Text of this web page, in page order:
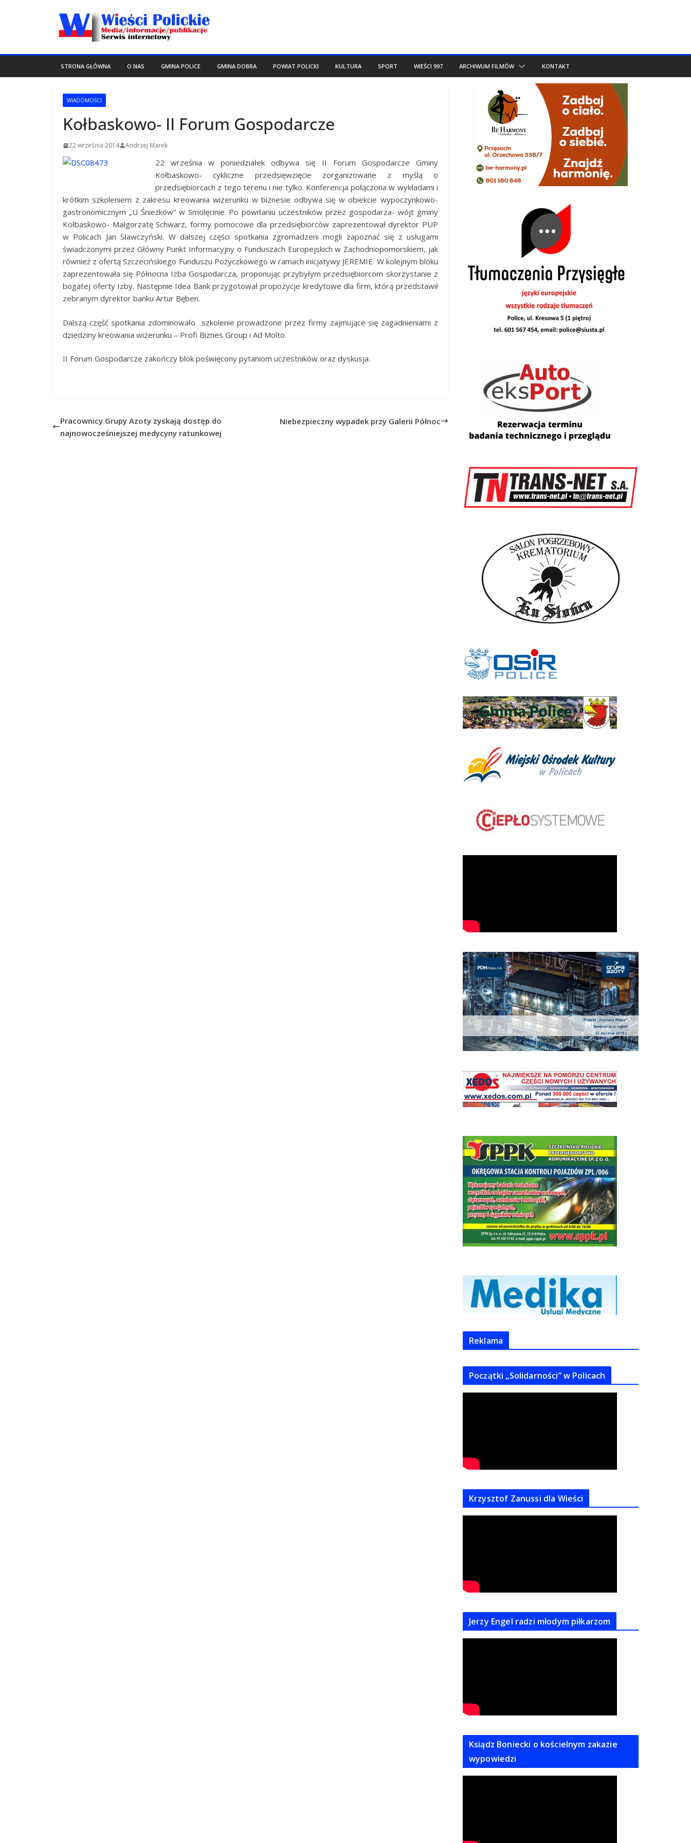
STRONA GŁÓWNA O NAS GMINA POLICE GMINA DOBRA POWIAT POLICKI KULTURA SPORT WIEŚCI 997 ARCHIWUM FILMÓW KONTAKT
WIADOMOŚCI
Kołbaskowo- II Forum Gospodarcze
22 września 2014 Andrzej Marek
22 września w poniedziałek odbywa się II Forum Gospodarcze Gminy
Kołbaskowo- cykliczne przedsięwzięcie zorganizowane z myślą o
przedsiębiorcach z tego terenu i nie tylko. Konferencja połączona w wykładami i
krótkim szkoleniem z zakresu kreowania wizerunku w biznesie odbywa się w obiekcie wypoczynkowo-
gastronomicznym „U Śnieżków” w Smolęcinie. Po powitaniu uczestników przez gospodarza- wójt gminy
Kołbaskowo- Małgorzatę Schwarz, formy pomocowe dla przedsiębiorców zaprezentował dyrektor PUP
w Policach Jan Sławczyński. W dalszej części spotkania zgromadzeni mogli zapoznać się z usługami
świadczonymi przez Główny Punkt Informacyjny o Funduszach Europejskich w Zachodniopomorskiem, jak
również z ofertą Szczecińskiego Funduszu Pożyczkowego w ramach inicjatywy JEREMIE. W kolejnym bloku
zaprezentowała się Północna Izba Gospodarcza, proponując przybyłym przedsiębiorcom skorzystanie z
bogatej oferty Izby. Następnie Idea Bank przygotował propozycje kredytowe dla firm, którą przedstawił
zebranym dyrektor banku Artur Bęben.
Dalszą część spotkania zdominowało szkolenie prowadzone przez firmy zajmujące się zagadnieniami z
dziedziny kreowania wizerunku – Profi Biznes Group i Ad Molto.
II Forum Gospodarcze zakończy blok poświęcony pytaniom uczestników oraz dyskusja.
Pracownicy Grupy Azoty zyskają dostęp do
najnowocześniejszej medycyny ratunkowej
Niebezpieczny wypadek przy Galerii Północ
Reklama
Początki „Solidarności” w Policach
Krzysztof Zanussi dla Wieści
Jerzy Engel radzi młodym piłkarzom
Ksiądz Boniecki o kościelnym zakazie
wypowiedzi